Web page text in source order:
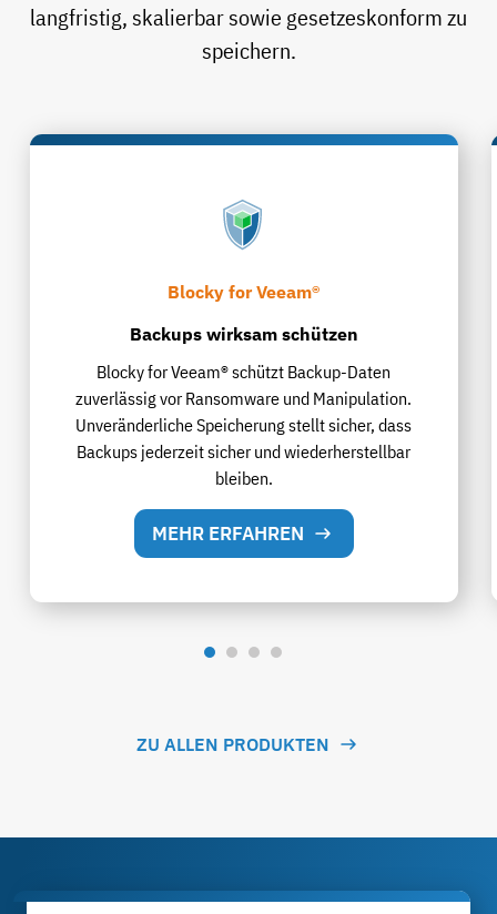
langfristig, skalierbar sowie gesetzeskonform zu
speichern.
Blocky for Veeam®
Backups wirksam schützen
Blocky for Veeam® schützt Backup-Daten
zuverlässig vor Ransomware und Manipulation.
Unveränderliche Speicherung stellt sicher, dass
Backups jederzeit sicher und wiederherstellbar
bleiben.
MEHR ERFAHREN
ZU ALLEN PRODUKTEN